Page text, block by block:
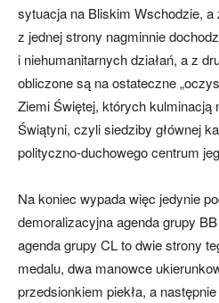
sytuacja na Bliskim Wschodzie,
z jednej strony nagminnie
i niehumanitarnych działań, a z
obliczone są na ostateczne
Ziemi Świętej, których kulminacją
Świątyni, czyli siedziby głównej
polityczno-duchowego centrum
Na koniec wypada więc jedynie
demoralizacyjna agenda grupy
agenda grupy CL to dwie strony
medalu, dwa manowce
przedsionkiem piekła, a